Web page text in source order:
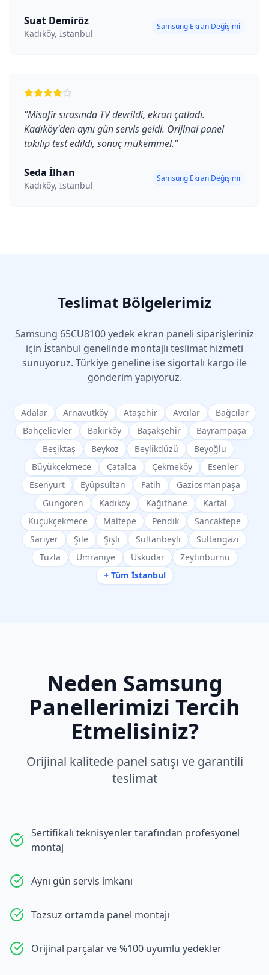
Suat Demiröz
Kadıköy, İstanbul
Samsung Ekran Değişimi
"Misafir sırasında TV devrildi, ekran çatladı.
Kadıköy'den aynı gün servis geldi. Orijinal panel
takılıp test edildi, sonuç mükemmel."
Seda İlhan
Kadıköy, İstanbul
Samsung Ekran Değişimi
Teslimat Bölgelerimiz
Samsung 65CU8100yedek ekran paneli siparişleriniz
için İstanbul genelinde montajlı teslimat hizmeti
sunuyoruz. Türkiye geneline ise sigortalı kargo ile
gönderim yapıyoruz.
Adalar Arnavutköy Ataşehir Avcılar
Bağcılar
Bahçelievler
Bakırköy Başakşehir
Bayrampaşa
Beşiktaş
Beykoz Beylikdüzü
Beyoğlu
Büyükçekmece
Çatalca Çekmeköy
Esenler
Esenyurt
Eyüpsultan Fatih
Gaziosmanpaşa
Güngören
Kadıköy Kağıthane
Kartal
Küçükçekmece
Maltepe Pendik
Sancaktepe
Sarıyer
Şile Şişli Sultanbeyli
Sultangazi
Tuzla
Ümraniye Üsküdar
Zeytinburnu
+ Tüm İstanbul
Neden Samsung
Panellerimizi Tercih
Etmelisiniz?
Orijinal kalitede panel satışı ve garantili
teslimat
Sertifikalı teknisyenler tarafından profesyonel
montaj
Aynı gün servis imkanı
Tozsuz ortamda panel montajı
Orijinal parçalar ve %100 uyumlu yedekler